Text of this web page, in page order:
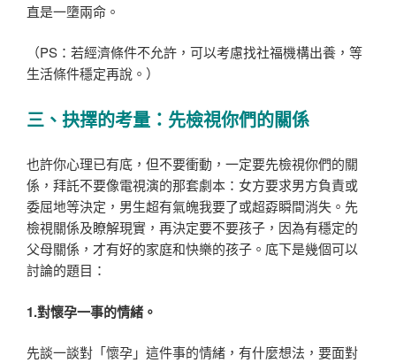
直是一墮兩命。
（PS：若經濟條件不允許，可以考慮找社福機構出養，等
生活條件穩定再說。）
三、抉擇的考量：先檢視你們的關係
也許你心理已有底，但不要衝動，一定要先檢視你們的關
係，拜託不要像電視演的那套劇本：女方要求男方負責或
委屈地等決定，男生超有氣魄我要了或超孬瞬間消失。先
檢視關係及瞭解現實，再決定要不要孩子，因為有穩定的
父母關係，才有好的家庭和快樂的孩子。底下是幾個可以
討論的題目：
1.對懷孕一事的情緒。
先談一談對「懷孕」這件事的情緒，有什麼想法，要面對